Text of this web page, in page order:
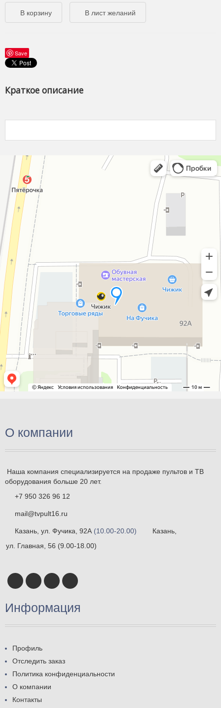
Save
Краткое описание
О компании
Наша компания специализируется на продаже пультов и ТВ
оборудования больше 20 лет.
+7 950 326 96 12
mail@tvpult16.ru
Казань, ул. Фучика, 92А (10.00-20.00)
Казань,
ул. Главная, 56 (9.00-18.00)
Информация
Профиль
Отследить заказ
Политика конфиденциальности
О компании
Контакты